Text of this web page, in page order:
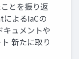
とを振り返
よるIaCの
ュメントや
新たに取り